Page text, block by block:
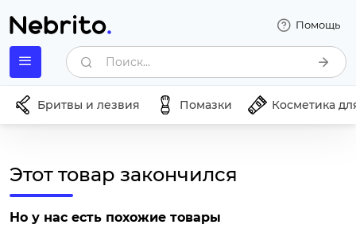
Помощь
Поиск...
Бритвы и лезвия Помазки Косметика
Этот товар закончился
Но у нас есть похожие товары